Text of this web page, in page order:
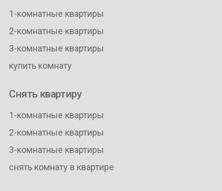
1-комнатные квартиры
2-комнатные квартиры
3-комнатные квартиры
купить комнату
Снять квартиру
1-комнатные квартиры
2-комнатные квартиры
3-комнатные квартиры
снять комнату в квартире